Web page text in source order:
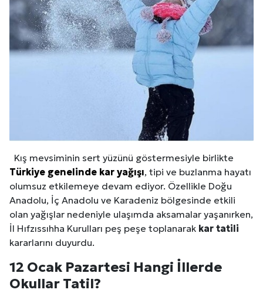
Kış mevsiminin sert yüzünü göstermesiyle birlikte
Türkiye genelinde kar yağışı, tipi ve buzlanma hayatı
olumsuz etkilemeye devam ediyor. Özellikle Doğu
Anadolu, İç Anadolu ve Karadeniz bölgesinde etkili
olan yağışlar nedeniyle ulaşımda aksamalar yaşanırken,
İl Hıfzıssıhha Kurulları peş peşe toplanarak kar tatili
kararlarını duyurdu.
12 Ocak Pazartesi Hangi İllerde
Okullar Tatil?